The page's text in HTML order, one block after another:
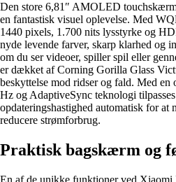
Den store 6,81″ AMOLED
en fantastisk visuel oplevelse. Med
1440 pixels, 1.700 nits lysstyrke og
nyde levende farver, skarp klarhed og
om du ser videoer, spiller spil eller
er dækket af Corning Gorilla Glass
beskyttelse mod ridser og fald. Med en
Hz og AdaptiveSync teknologi
opdateringshastighed automatisk for at
reducere strømforbrug.
Praktisk bagskærm og